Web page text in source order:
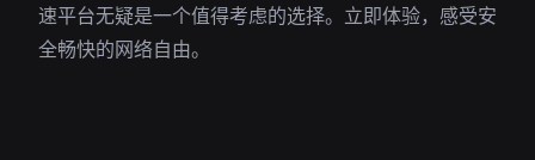
速平台无疑是一个值得考虑的选择。立即体验，感受安
全畅快的网络自由。